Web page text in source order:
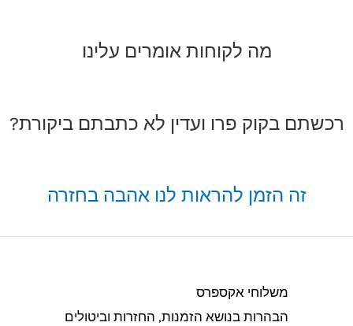
מה לקוחות אומרים עלינו
רכשתם בקוק פרו ועדין לא כתבתם ביקורת?
זה הזמן להראות לנו אהבה בחזרה
משלוחי אקספרס
הבהרות בנושא הזמנות, החזרות וביטולים​